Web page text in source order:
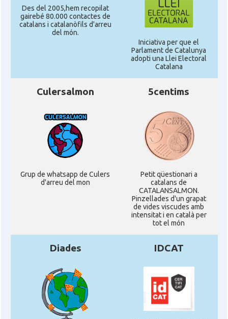
Des del 2005,hem recopilat
gairebé 80.000 contactes de
catalans i catalanòfils d'arreu
del món.
Iniciativa per que el
Parlament de Catalunya
adopti una Llei Electoral
Catalana
Culersalmon
Grup de whatsapp de Culers
d'arreu del mon
5centims
Petit qüestionari a
catalans de
CATALANSALMON.
Pinzellades d'un grapat
de vides viscudes amb
intensitat i en català per
tot el món
Diades IDCAT